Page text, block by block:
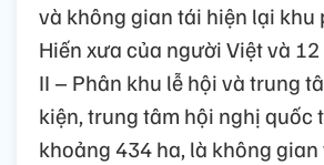
và không gian tái hiện lại khu
Hiến xưa của người Việt và
II – Phân khu lễ hội và trung
kiện, trung tâm hội nghị quốc
khoảng 434 ha, là không gian